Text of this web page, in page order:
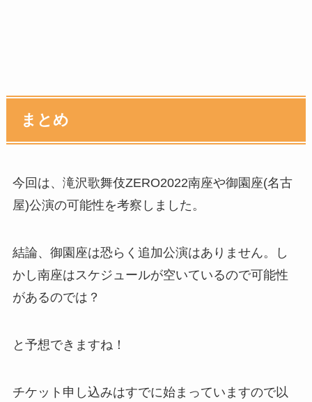
まとめ
今回は、滝沢歌舞伎ZERO2022南座や御園座(名古
屋)公演の可能性を考察しました。
結論、御園座は恐らく追加公演はありません。し
かし南座はスケジュールが空いているので可能性
があるのでは？
と予想できますね！
チケット申し込みはすでに始まっていますので以